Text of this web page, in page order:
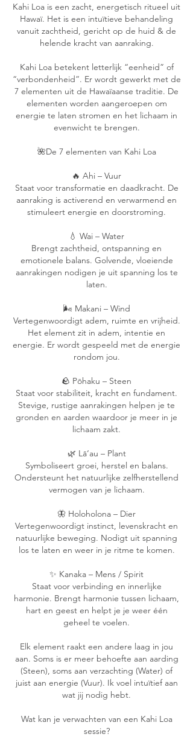
Kahi Loa is een zacht, energetisch ritueel uit
Hawaï. Het is een intuïtieve behandeling
vanuit zachtheid, gericht op de huid & de
helende kracht van aanraking.
Kahi Loa betekent letterlijk “eenheid” of
“verbondenheid”. Er wordt gewerkt met de
7 elementen uit de Hawaïaanse traditie. De
elementen worden aangeroepen om
energie te laten stromen en het lichaam in
evenwicht te brengen.
🌺De 7 elementen van Kahi Loa
🔥 Ahi – Vuur
Staat voor transformatie en daadkracht. De
aanraking is activerend en verwarmend en
stimuleert energie en doorstroming.
💧 Wai – Water
Brengt zachtheid, ontspanning en
emotionele balans. Golvende, vloeiende
aanrakingen nodigen je uit spanning los te
laten.
🌬 Makani – Wind
Vertegenwoordigt adem, ruimte en vrijheid.
Het element zit in adem, intentie en
energie. Er wordt gespeeld met de energie
rondom jou.
🪨 Pōhaku – Steen
Staat voor stabiliteit, kracht en fundament.
Stevige, rustige aanrakingen helpen je te
gronden en aarden waardoor je meer in je
lichaam zakt.
🌿 Lā‘au – Plant
Symboliseert groei, herstel en balans.
Ondersteunt het natuurlijke zelfherstellend
vermogen van je lichaam.
🦋 Holoholona – Dier
Vertegenwoordigt instinct, levenskracht en
natuurlijke beweging. Nodigt uit spanning
los te laten en weer in je ritme te komen.
✨ Kanaka – Mens / Spirit
Staat voor verbinding en innerlijke
harmonie. Brengt harmonie tussen lichaam,
hart en geest en helpt je je weer één
geheel te voelen.
Elk element raakt een andere laag in jou
aan. Soms is er meer behoefte aan aarding
(Steen), soms aan verzachting (Water) of
juist aan energie (Vuur). Ik voel intuïtief aan
wat jij nodig hebt.
Wat kan je verwachten van een Kahi Loa
sessie?